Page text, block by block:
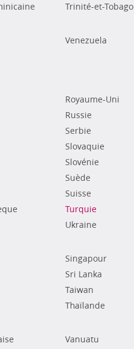
Trinité-et-Tobago
Venezuela
Royaume-Uni
Russie
Serbie
Slovaquie
Slovénie
Suède
Suisse
Turquie
Ukraine
Singapour
Sri Lanka
Taiwan
Thaïlande
Vanuatu